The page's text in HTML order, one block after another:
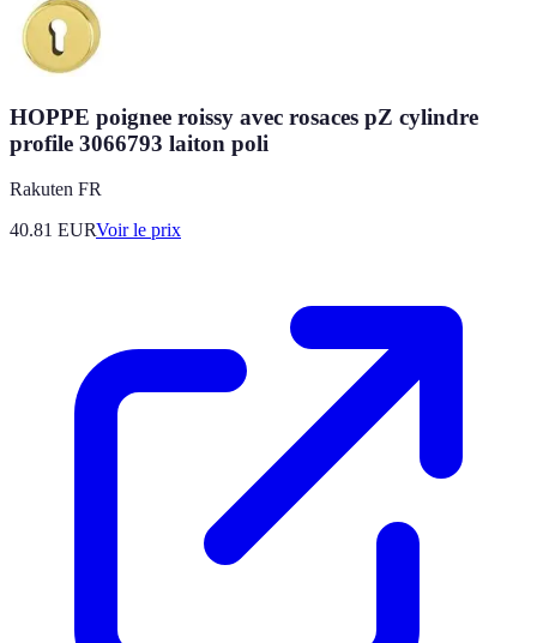
HOPPE poignee roissy avec rosaces pZ cylindre
profile 3066793 laiton poli
Rakuten FR
40.81 EURVoir le prix